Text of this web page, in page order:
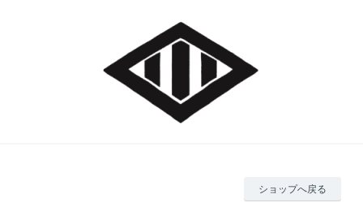
ショップへ戻る